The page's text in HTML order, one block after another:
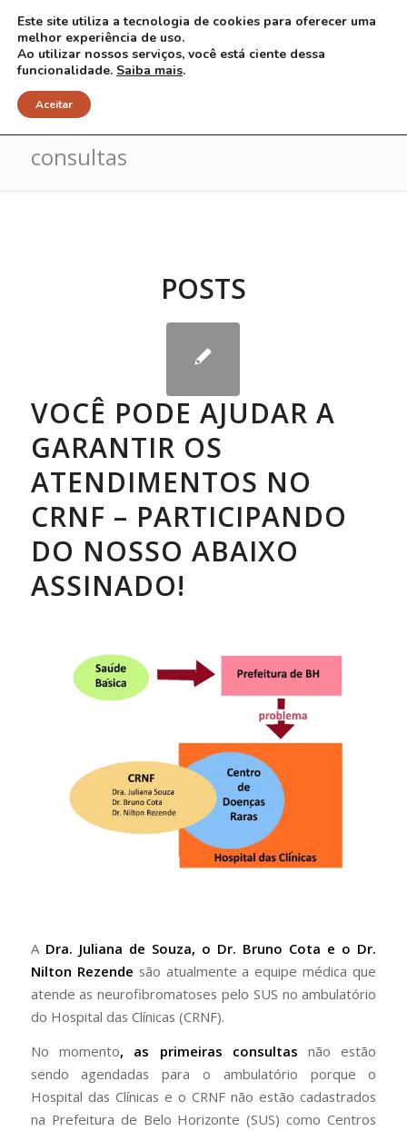
Arquivo para Tag: primeiras
consultas
POSTS
VOCÊ PODE AJUDAR A
GARANTIR OS
ATENDIMENTOS NO
CRNF – PARTICIPANDO
DO NOSSO ABAIXO
ASSINADO!
A Dra. Juliana de Souza, o Dr. Bruno Cota e o Dr.
Nilton Rezende são atualmente a equipe médica que
atende as neurofibromatoses pelo SUS no ambulatório
do Hospital das Clínicas (CRNF).
No momento, as primeiras consultas não estão
sendo agendadas para o ambulatório porque o
Hospital das Clínicas e o CRNF não estão cadastrados
na Prefeitura de Belo Horizonte (SUS) como Centros
Este site utiliza a tecnologia de cookies para oferecer uma
melhor experiência de uso.
Ao utilizar nossos serviços, você está ciente dessa
funcionalidade. Saiba mais.
Aceitar